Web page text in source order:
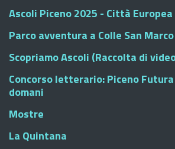
Ascoli Piceno 2025 - Città
Parco avventura a Colle San Marco
Scopriamo Ascoli (Raccolta di
Concorso letterario: Piceno
domani
Mostre
La Quintana